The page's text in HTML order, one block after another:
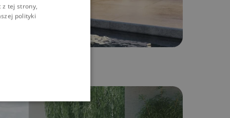
z tej strony,
polityki